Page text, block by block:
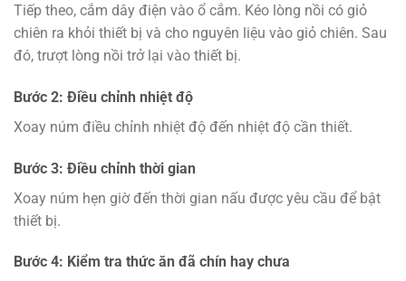
Tiếp theo, cắm dây điện vào ổ cắm. Kéo lòng nồi có giỏ
chiên ra khỏi thiết bị và cho nguyên liệu vào giỏ chiên. Sau
đó, trượt lòng nồi trở lại vào thiết bị.
Bước 2: Điều chỉnh nhiệt độ
Xoay núm điều chỉnh nhiệt độ đến nhiệt độ cần thiết.
Bước 3: Điều chỉnh thời gian
Xoay núm hẹn giờ đến thời gian nấu được yêu cầu để bật
thiết bị.
Bước 4: Kiểm tra thức ăn đã chín hay chưa